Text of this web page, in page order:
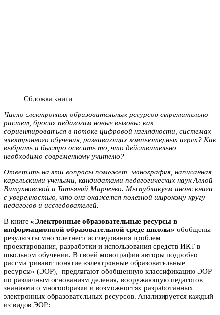
Обложка книги
Число электронных образовательных ресурсов стремительно
растет, бросая педагогам новые вызовы: как
сориентироваться в потоке цифровой наглядности, системах
электронного обучения, развивающих компьютерных играх? Как
выбрать и быстро освоить то, что действительно
необходимо современному учителю?
Ответить на эти вопросы поможет монография, написанная
карельскими учеными, кандидатами педагогических наук Аллой
Витухновской и Татьяной Марченко. Мы публикуем анонс книги
с уверенностью, что она окажется полезной широкому кругу
педагогов и исследователей.
В книге «Электронные образовательные ресурсы в
информационной образовательной среде школы» обобщены
результаты многолетнего исследования проблем
проектирования, разработки и использования средств ИКТ в
школьном обучении. В своей монографии авторы подробно
рассматривают понятие «электронные образовательные
ресурсы» (ЭОР), предлагают обобщенную классификацию ЭОР
по различным основаниям деления, вооружающую педагогов
знаниями о многообразии и возможностях разработанных
электронных образовательных ресурсов. Анализируется каждый
из видов ЭОР: